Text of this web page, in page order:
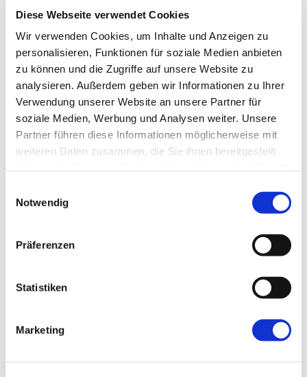
Diese Webseite verwendet Cookies
Wir verwenden Cookies, um Inhalte und Anzeigen zu
personalisieren, Funktionen für soziale Medien anbieten
zu können und die Zugriffe auf unsere Website zu
analysieren. Außerdem geben wir Informationen zu Ihrer
Verwendung unserer Website an unsere Partner für
soziale Medien, Werbung und Analysen weiter. Unsere
Partner führen diese Informationen möglicherweise mit
weiteren Daten zusammen, die Sie ihnen bereitgestellt
Notwendig
Präferenzen
Statistiken
Marketing
KI-Agenten in 8 Wochen
produktiv.
On-Prem · 100+ Connectors · Observable RAG
inklusive.
Demo buchen →
mAIstack
Einsatzbereit in Wochen, nicht Quartalen